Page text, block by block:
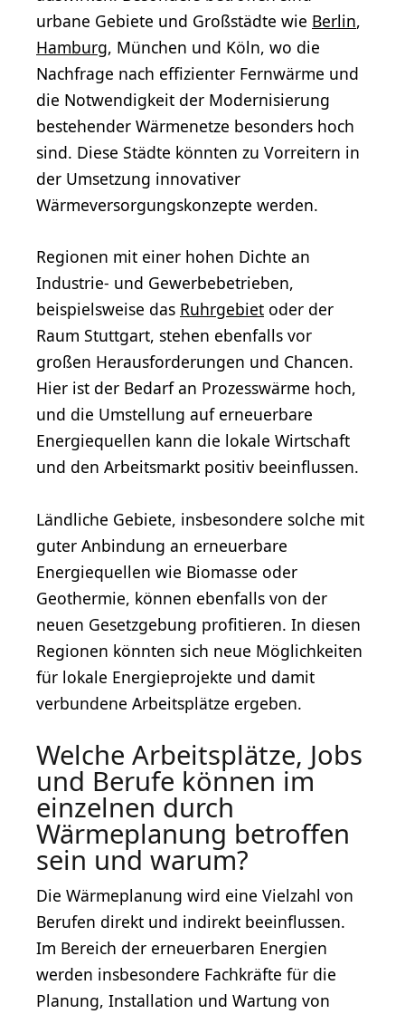
urbane Gebiete und Großstädte wie Berlin,
Hamburg, München und Köln, wo die
Nachfrage nach effizienter Fernwärme und
die Notwendigkeit der Modernisierung
bestehender Wärmenetze besonders hoch
sind. Diese Städte könnten zu Vorreitern in
der Umsetzung innovativer
Wärmeversorgungskonzepte werden.
Regionen mit einer hohen Dichte an
Industrie- und Gewerbebetrieben,
beispielsweise das Ruhrgebiet oder der
Raum Stuttgart, stehen ebenfalls vor
großen Herausforderungen und Chancen.
Hier ist der Bedarf an Prozesswärme hoch,
und die Umstellung auf erneuerbare
Energiequellen kann die lokale Wirtschaft
und den Arbeitsmarkt positiv beeinflussen.
Ländliche Gebiete, insbesondere solche mit
guter Anbindung an erneuerbare
Energiequellen wie Biomasse oder
Geothermie, können ebenfalls von der
neuen Gesetzgebung profitieren. In diesen
Regionen könnten sich neue Möglichkeiten
für lokale Energieprojekte und damit
verbundene Arbeitsplätze ergeben.
Welche Arbeitsplätze, Jobs
und Berufe können im
einzelnen durch
Wärmeplanung betroffen
sein und warum?
Die Wärmeplanung wird eine Vielzahl von
Berufen direkt und indirekt beeinflussen.
Im Bereich der erneuerbaren Energien
werden insbesondere Fachkräfte für die
Planung, Installation und Wartung von